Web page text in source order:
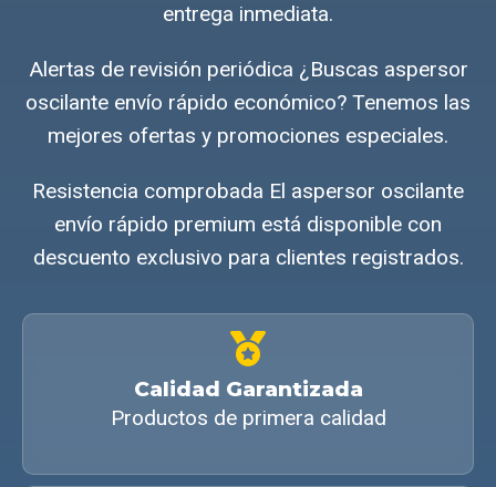
entrega inmediata.
Alertas de revisión periódica ¿Buscas aspersor
oscilante envío rápido económico? Tenemos las
mejores ofertas y promociones especiales.
Resistencia comprobada El aspersor oscilante
envío rápido premium está disponible con
descuento exclusivo para clientes registrados.
Calidad Garantizada
Productos de primera calidad